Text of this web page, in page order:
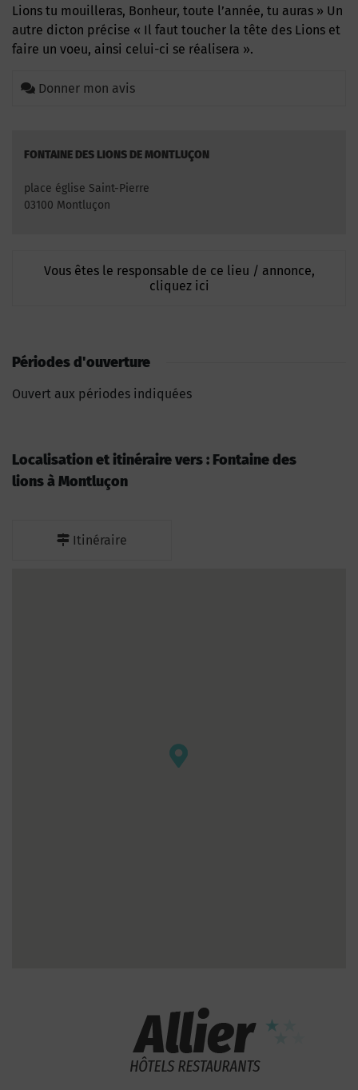
Lions tu mouilleras, Bonheur, toute l’année, tu auras » Un
autre dicton précise « Il faut toucher la tête des Lions et
faire un voeu, ainsi celui-ci se réalisera ».
Donner mon avis
FONTAINE DES LIONS DE MONTLUÇON
place église Saint-Pierre
03100 Montluçon
Vous êtes le responsable de ce lieu / annonce,
cliquez ici
Périodes d'ouverture
Ouvert aux périodes indiquées
Localisation et itinéraire vers : Fontaine des
lions à Montluçon
Itinéraire